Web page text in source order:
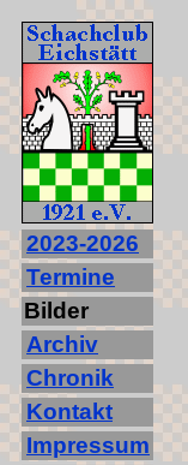
2023‐2026
Termine
Bilder
Archiv
Chronik
Kontakt
Impressum